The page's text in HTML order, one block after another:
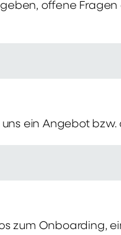
offene
ein Angebot
zum Onboarding,